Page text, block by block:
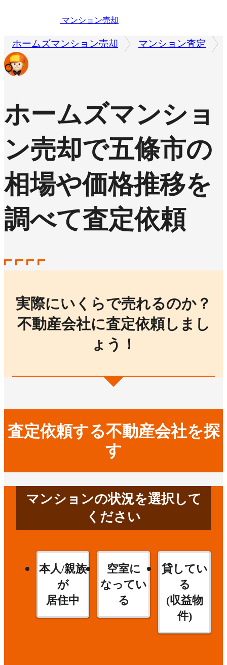
マンション売却
ホームズマンション売却 マンション査定
ホームズマンショ
ン売却で五條市の
相場や価格推移を
調べて査定依頼
実際にいくらで売れるのか？
不動産会社に査定依頼しまし
ょう！
査定依頼する不動産会社を探
す
マンションの状況を選択して
ください
本人/親族
が
居住中
空室に
なってい
る
貸してい
る
(収益物
件)